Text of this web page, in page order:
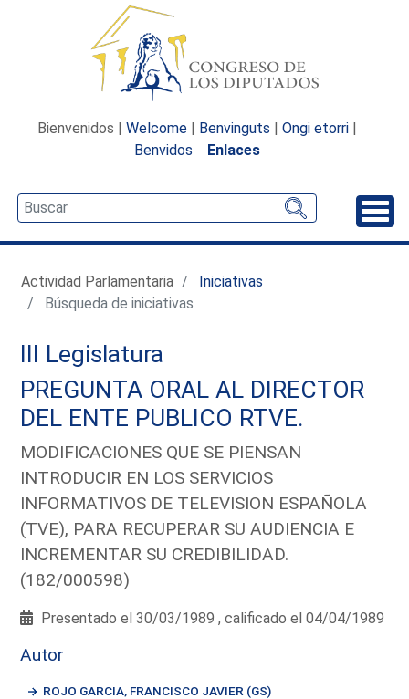
Bienvenidos | Welcome | Benvinguts | Ongi etorri |
Benvidos
Enlaces
Actividad Parlamentaria
Iniciativas
Búsqueda de iniciativas
III Legislatura
PREGUNTA ORAL AL DIRECTOR
DEL ENTE PUBLICO RTVE.
MODIFICACIONES QUE SE PIENSAN
INTRODUCIR EN LOS SERVICIOS
INFORMATIVOS DE TELEVISION ESPAÑOLA
(TVE), PARA RECUPERAR SU AUDIENCIA E
INCREMENTAR SU CREDIBILIDAD.
(182/000598)
Presentado el 30/03/1989 , calificado el 04/04/1989
Autor
ROJO GARCIA, FRANCISCO JAVIER (GS)